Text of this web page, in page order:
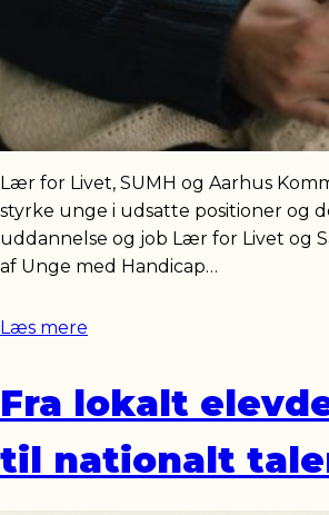
Lær for Livet, SUMH og Aarhus
styrke unge i udsatte positioner og
uddannelse og job Lær for Livet og
af Unge med Handicap…
Læs mere
Fra lokalt
til nationalt